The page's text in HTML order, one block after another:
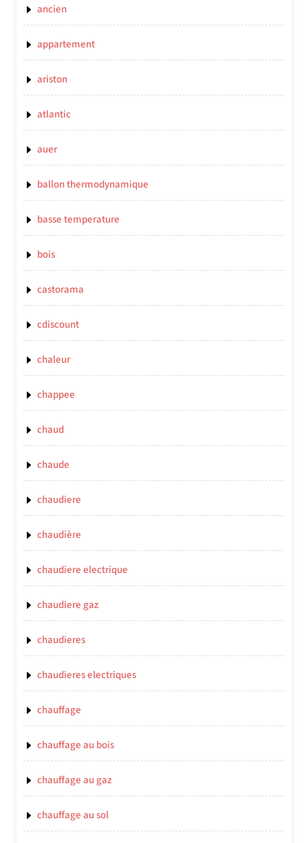
ancien
appartement
ariston
atlantic
auer
ballon thermodynamique
basse temperature
bois
castorama
cdiscount
chaleur
chappee
chaud
chaude
chaudiere
chaudière
chaudiere electrique
chaudiere gaz
chaudieres
chaudieres electriques
chauffage
chauffage au bois
chauffage au gaz
chauffage au sol